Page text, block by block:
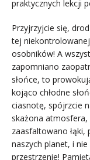
praktycznych lekcji
Przyjrzyjcie się,
tej
osobników! A
zapomniano
słońce, to
kojąco chłodne
ciasnotę, spójrzcie
skażona atmosfera,
zaasfaltowano łąki,
naszych planet, i
przestrzenie!